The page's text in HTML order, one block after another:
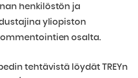
henkilöstön ja
yliopiston
osalta.
tehtävistä löydät TREYn